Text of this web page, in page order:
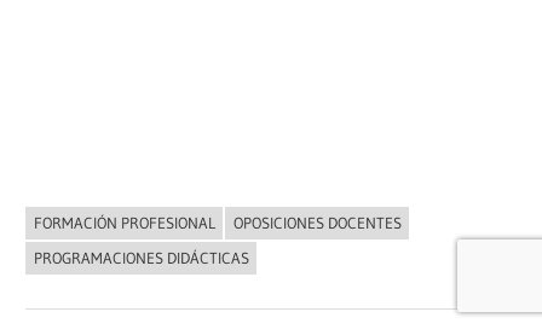
NOVEDADES
FORMACIÓN PROFESIONAL
OPOSICIONES DOCENTES
PROGRAMACIONES DIDÁCTICAS